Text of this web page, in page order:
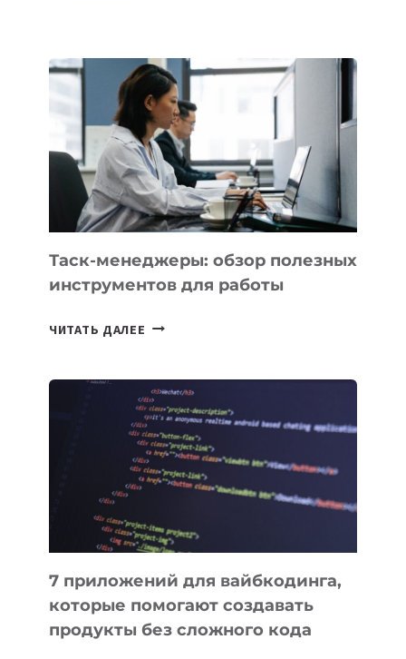
PROMETHEUS
ДЛЯ
СОЗДАНИЯ
«ИСКУССТВЕННОГО
ИНЖЕНЕРА»
Таск-менеджеры: обзор полезных
инструментов для работы
ЧИТАТЬ ДАЛЕЕ ТАСК-
ПОЛЕЗНЫХ
ИНСТРУМЕНТОВ
ДЛЯ
РАБОТЫ
7 приложений для вайбкодинга,
которые помогают создавать
продукты без сложного кода